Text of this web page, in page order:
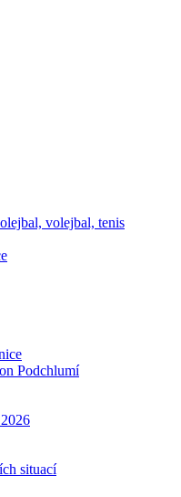
volejbal, tenis
Podchlumí
situací